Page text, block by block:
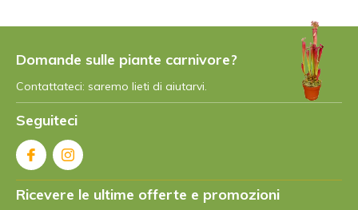
Domande sulle piante carnivore?
Contattateci: saremo lieti di aiutarvi.
Seguiteci
Ricevere le ultime offerte e promozioni